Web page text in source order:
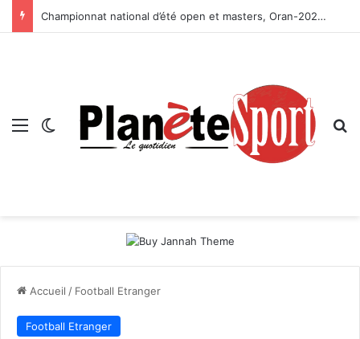
Championnat national d’été open et masters, Oran-2026 — Le CRB s’adjuge le titre
Menu Switch skin
Accueil / Football Etranger
Football Etranger